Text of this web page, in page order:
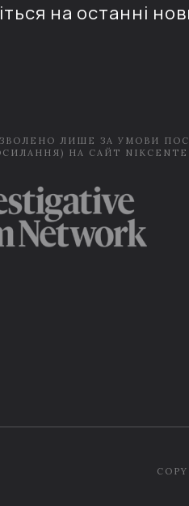
на останні
ЛИШЕ ЗА УМОВИ
НА САЙТ